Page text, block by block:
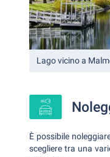
Lago vicino a
È possibile
scegliere tra una